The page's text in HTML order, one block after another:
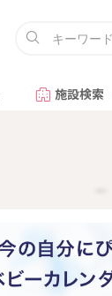
施設検索